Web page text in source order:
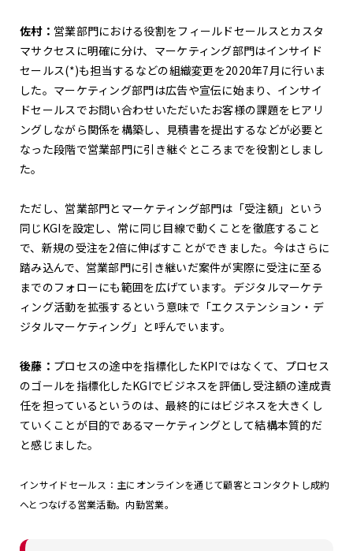
佐村： 営業部門における役割をフィールドセールスとカスタ
マサクセスに明確に分け、マーケティング部門はインサイド
セールス(*)も担当するなどの組織変更を2020年7月に行いま
した。マーケティング部門は広告や宣伝に始まり、インサイ
ドセールスでお問い合わせいただいたお客様の課題をヒアリ
ングしながら関係を構築し、見積書を提出するなどが必要と
なった段階で営業部門に引き継ぐところまでを役割としまし
た。
ただし、営業部門とマーケティング部門は「受注額」という
同じKGIを設定し、常に同じ目線で動くことを徹底すること
で、新規の受注を2倍に伸ばすことができました。今はさらに
踏み込んで、営業部門に引き継いだ案件が実際に受注に至る
までのフォローにも範囲を広げています。デジタルマーケテ
ィング活動を拡張するという意味で「エクステンション・デ
ジタルマーケティング」と呼んでいます。
後藤： プロセスの途中を指標化したKPIではなくて、プロセス
のゴールを指標化したKGIでビジネスを評価し受注額の達成責
任を担っているというのは、最終的にはビジネスを大きくし
ていくことが目的であるマーケティングとして結構本質的だ
と感じました。
インサイドセールス：主にオンラインを通じて顧客とコンタクトし成約
へとつなげる営業活動。内勤営業。